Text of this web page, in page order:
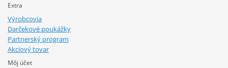
Extra
Výrobcovia
Darčekové poukážky
Partnerský program
Akciový tovar
Môj účet